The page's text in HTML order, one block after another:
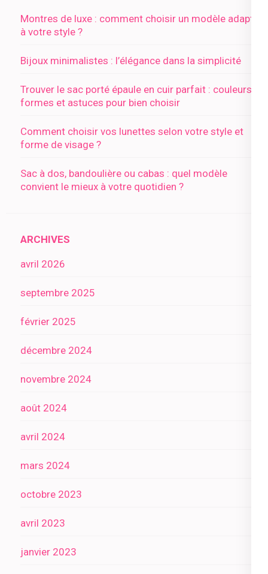
Montres de luxe : comment choisir un modèle adapté
à votre style ?
Bijoux minimalistes : l’élégance dans la simplicité
Trouver le sac porté épaule en cuir parfait : couleurs,
formes et astuces pour bien choisir
Comment choisir vos lunettes selon votre style et
forme de visage ?
Sac à dos, bandoulière ou cabas : quel modèle
convient le mieux à votre quotidien ?
ARCHIVES
avril 2026
septembre 2025
février 2025
décembre 2024
novembre 2024
août 2024
avril 2024
mars 2024
octobre 2023
avril 2023
janvier 2023